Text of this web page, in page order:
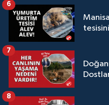
6
7
8